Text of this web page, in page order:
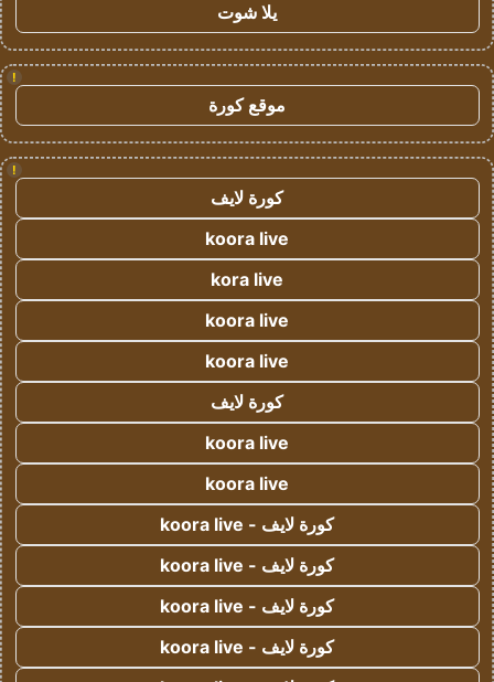
يلا شوت
!
موقع كورة
!
كورة لايف
koora live
kora live
koora live
koora live
كورة لايف
koora live
koora live
كورة لايف - koora live
كورة لايف - koora live
كورة لايف - koora live
كورة لايف - koora live